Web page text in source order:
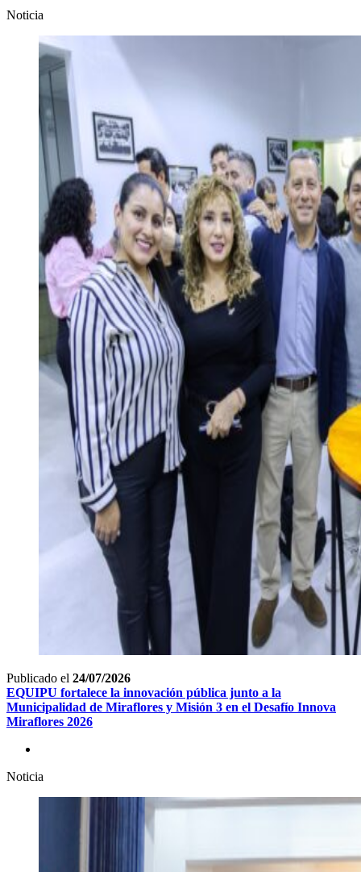
Noticia
Publicado el 24/07/2026
EQUIPU fortalece la innovación pública junto a la
Municipalidad de Miraflores y Misión 3 en el Desafío Innova
Miraflores 2026
Noticia